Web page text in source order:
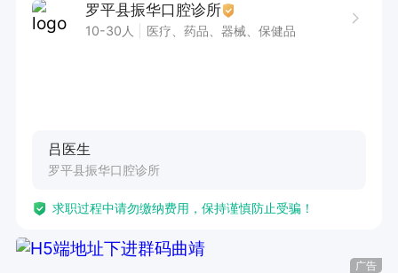
罗平县振华口腔诊所
10-30人 医疗、药品、器械、保健品
吕医生
罗平县振华口腔诊所
求职过程中请勿缴纳费用，保持谨慎防止受骗！
广告